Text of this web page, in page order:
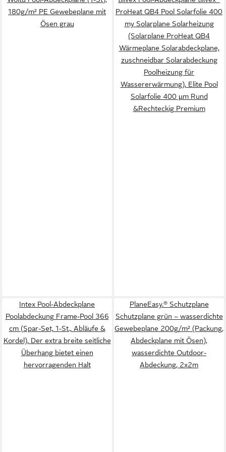
180g/m² PE Gewebeplane mit
Ösen grau
ProHeat QB4 Pool Solarfolie 400
my Solarplane Solarheizung
(Solarplane ProHeat QB4
Wärmeplane Solarabdeckplane,
zuschneidbar Solarabdeckung
Poolheizung für
Wassererwärmung), Elite Pool
Solarfolie 400 µm Rund
&Rechteckig Premium
Intex Pool-Abdeckplane
Poolabdeckung Frame-Pool 366
cm (Spar-Set, 1-St., Abläufe &
Kordel), Der extra breite seitliche
Überhang bietet einen
hervorragenden Halt
PlaneEasy.® Schutzplane
Schutzplane grün – wasserdichte
Gewebeplane 200g/m² (Packung,
Abdeckplane mit Ösen),
wasserdichte Outdoor-
Abdeckung, 2x2m